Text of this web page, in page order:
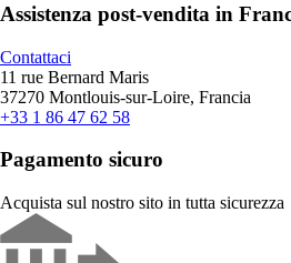
Assistenza post-vendita in
Contattaci
11 rue Bernard Maris
37270 Montlouis-sur-Loire, Francia
+33 1 86 47 62 58
Pagamento sicuro
Acquista sul nostro sito in tutta sicurezza